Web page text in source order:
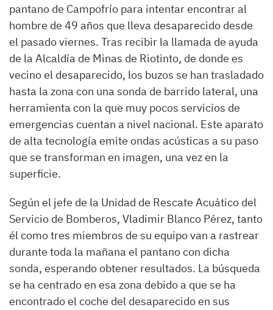
pantano de Campofrío para intentar encontrar al
hombre de 49 años que lleva desaparecido desde
el pasado viernes. Tras recibir la llamada de ayuda
de la Alcaldía de Minas de Riotinto, de donde es
vecino el desaparecido, los buzos se han trasladado
hasta la zona con una sonda de barrido lateral, una
herramienta con la que muy pocos servicios de
emergencias cuentan a nivel nacional. Este aparato
de alta tecnología emite ondas acústicas a su paso
que se transforman en imagen, una vez en la
superficie.
Según el jefe de la Unidad de Rescate Acuático del
Servicio de Bomberos, Vladimir Blanco Pérez, tanto
él como tres miembros de su equipo van a rastrear
durante toda la mañana el pantano con dicha
sonda, esperando obtener resultados. La búsqueda
se ha centrado en esa zona debido a que se ha
encontrado el coche del desaparecido en sus